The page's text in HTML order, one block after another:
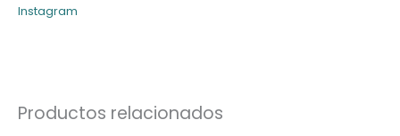
Instagram
Productos relacionados